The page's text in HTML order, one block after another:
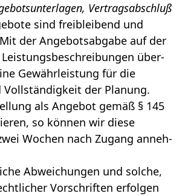
Vertragsabschluß
sind freibleibend und
der Angebotsabgabe auf der
über-
Gewährleistung für die
der Planung.
als Angebot gemäß § 145
so können wir diese
Wochen nach Zugang anneh-
Abweichungen und solche,
Vorschriften erfolgen